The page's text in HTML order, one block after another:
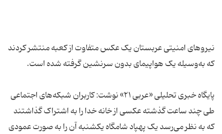
نیروهای امنیتی عربستان یک عکس متفاوت از کعبه منتشر کردند
پایگاه خبری تحلیلی «عربی ۲۱» نوشت: کاربران شبکه‌های اجتماعی
طی چند ساعت گذشته عکسی از خانه خدا را به اشتراک گذاشتند
که به نظر می‌رسد یک پهپاد شامگاه یکشنبه آن را به صورت عمودی